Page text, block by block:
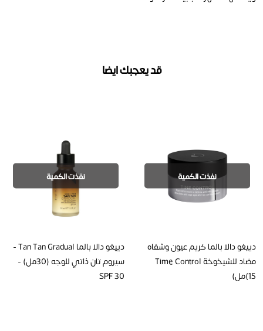
قد يعجبك ايضا
نفذت الكمية
دييغو دالا بالما كريم عيون وشفاه
مضاد للشيخوخة Time Control
(15مل)
نفذت الكمية
دييغو دالا بالما Tan Tan Gradual -
سيروم تان ذاتي للوجه (30مل) -
SPF 30